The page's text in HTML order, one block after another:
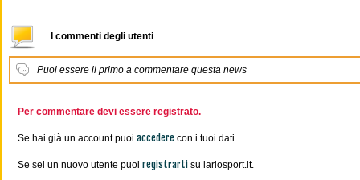
I commenti degli utenti
Puoi essere il primo a commentare questa news
Per commentare devi essere registrato.
Se hai già un account puoi accedere con i tuoi dati.
Se sei un nuovo utente puoi registrarti su lariosport.it.